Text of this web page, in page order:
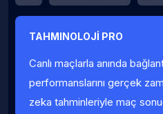
Fauller Ortalama
TAHMINOLOJİ PRO
Canlı maçlarla anında
performanslarını gerçek
zeka tahminleriyle maç